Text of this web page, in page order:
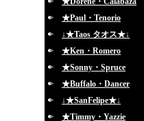
★Paul・Tenorio
↓★Taos タオス★↓
★Ken・Romero
★Sonny・Spruce
★Buffalo・Dancer
↓★SanFelipe★↓
★Timmy・Yazzie